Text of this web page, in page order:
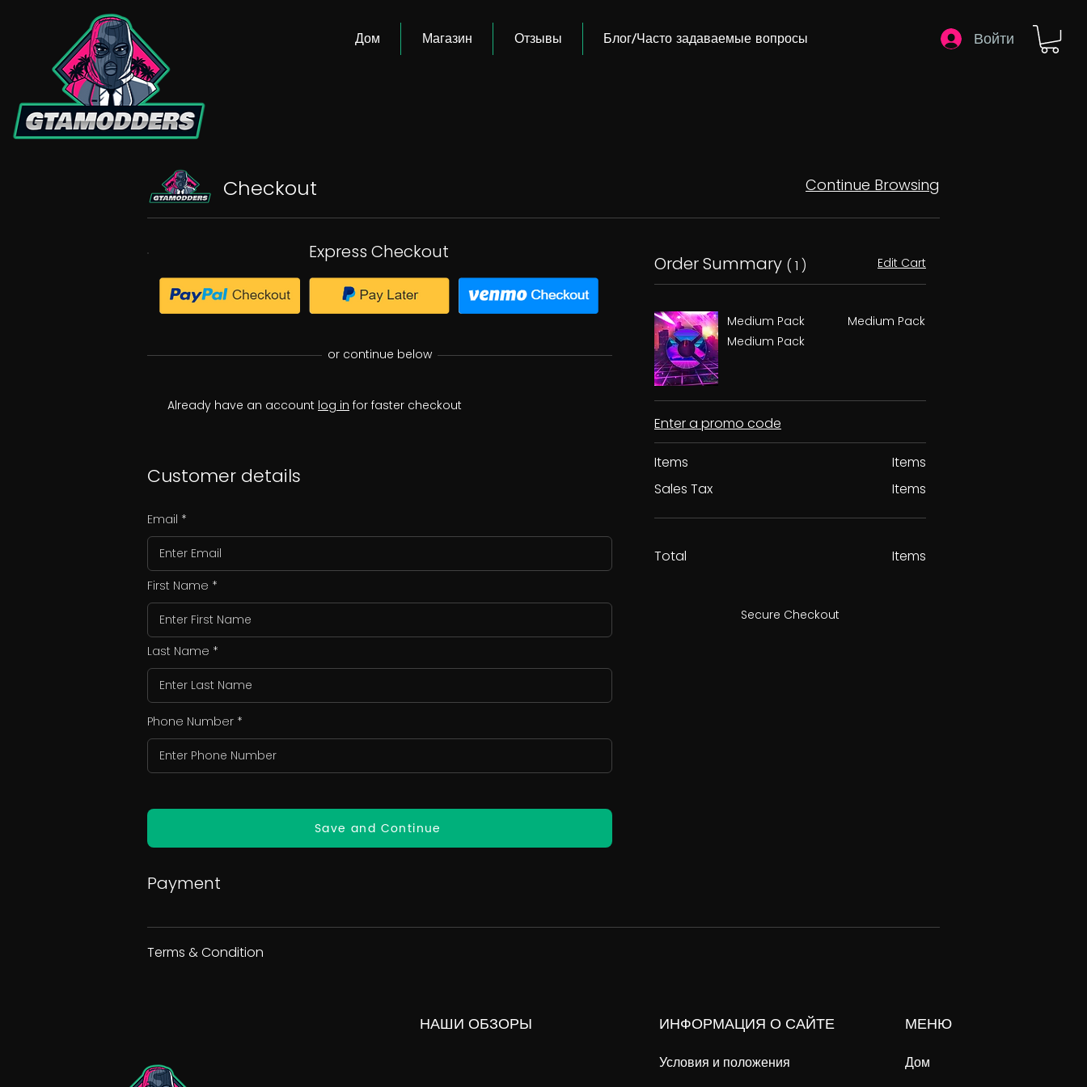
Дом Магазин Отзывы Блог/Часто задаваемые вопросы Войти
Checkout Continue Browsing
Express Checkout
or continue below
Already have an account log in for faster checkout
Customer details
Email
First Name
Last Name
Phone Number
Save and Continue
Order Summary ( 1 ) Edit Cart
Medium Pack
Medium Pack
Medium Pack
Enter a promo code
Items
Sales Tax
Items
Items
Total Items
Secure Checkout
Payment
Terms & Condition
НАШИ ОБЗОРЫ ИНФОРМАЦИЯ О САЙТЕ
Условия и положения
МЕНЮ
Дом